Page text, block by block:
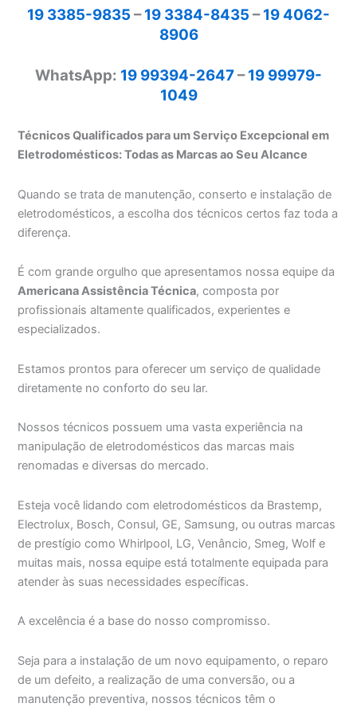
19 3385-9835 –19 3384-8435 –19 4062-
8906
WhatsApp: 19 99394-2647–19 99979-
1049
Técnicos Qualificados para um Serviço Excepcional em
Eletrodomésticos: Todas as Marcas ao Seu Alcance
Quando se trata de manutenção, conserto e instalação de
eletrodomésticos, a escolha dos técnicos certos faz toda a
diferença.
É com grande orgulho que apresentamos nossa equipe da
Americana Assistência Técnica, composta por
profissionais altamente qualificados, experientes e
especializados.
Estamos prontos para oferecer um serviço de qualidade
diretamente no conforto do seu lar.
Nossos técnicos possuem uma vasta experiência na
manipulação de eletrodomésticos das marcas mais
renomadas e diversas do mercado.
Esteja você lidando com eletrodomésticos da Brastemp,
Electrolux, Bosch, Consul, GE, Samsung, ou outras marcas
de prestígio como Whirlpool, LG, Venâncio, Smeg, Wolf e
muitas mais, nossa equipe está totalmente equipada para
atender às suas necessidades específicas.
A excelência é a base do nosso compromisso.
Seja para a instalação de um novo equipamento, o reparo
de um defeito, a realização de uma conversão, ou a
manutenção preventiva, nossos técnicos têm o